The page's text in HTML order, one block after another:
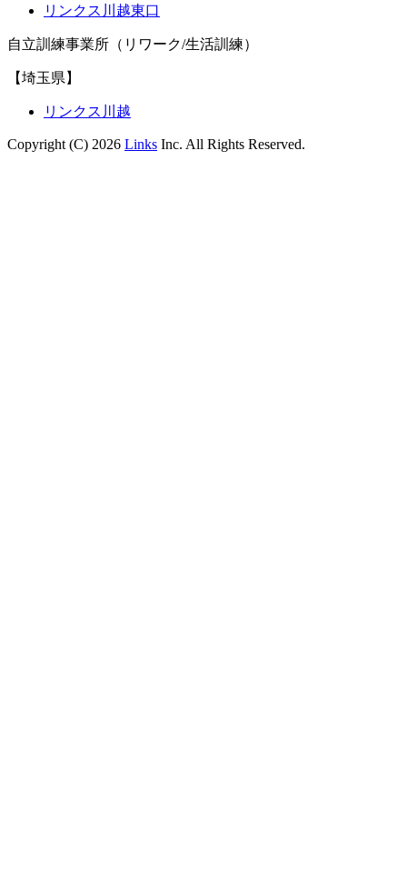
リンクス川越東口
自立訓練事業所（リワーク/生活訓練）
【埼玉県】
リンクス川越
Copyright (C) 2026 Links Inc. All Rights Reserved.